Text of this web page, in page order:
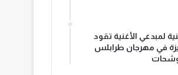
لمبدعي الأغنية تقود
في مهرجان طرابلس